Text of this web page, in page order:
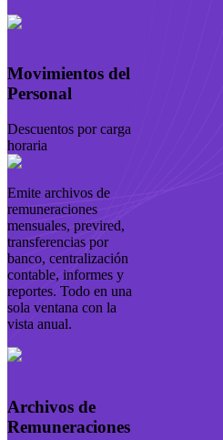
Movimientos del
Personal
Descuentos por carga
horaria
Emite archivos de
remuneraciones
mensuales, previred,
transferencias por
banco, centralización
contable, informes y
reportes. Todo en una
sola ventana con la
vista anual.
Archivos de
Remuneraciones